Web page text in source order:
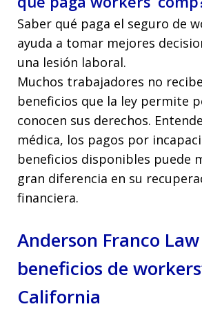
Saber qué paga el seguro de
ayuda a tomar mejores
una lesión laboral.
Muchos trabajadores no
beneficios que la ley permite
conocen sus derechos.
médica, los pagos por
beneficios disponibles puede
gran diferencia en su
financiera.
Anderson Franco
beneficios de
California